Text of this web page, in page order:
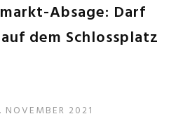
Absage: Darf
dem Schlossplatz
NOVEMBER 2021